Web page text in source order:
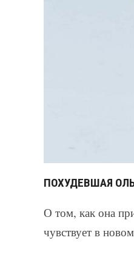
ПОХУДЕВШАЯ
О том, как она
чувствует в